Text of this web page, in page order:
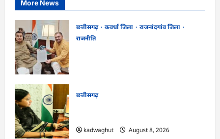
More News
छत्तीसगढ़ कवर्धा जिला
राजनांदगांव जिला
राजनीति
छत्तीसगढ़
kadwaghut
August 8, 2026